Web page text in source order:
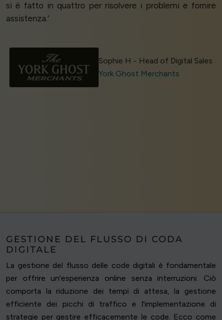
si è fatto in quattro per risolvere i problemi e fornire
assistenza.’
Sophie H - Head of Digital Sales
York Ghost Merchants
GESTIONE DEL FLUSSO DI CODA
DIGITALE
La gestione del flusso delle code digitali è fondamentale
per offrire un'esperienza online senza interruzioni. Ciò
comporta la riduzione dei tempi di attesa, la gestione
efficiente dei picchi di traffico e l'implementazione di
strategie per gestire efficacemente le code. Ecco come